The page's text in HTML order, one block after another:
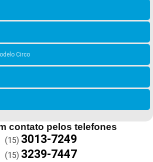
Circo
contato pelos telefones
(15) 3013-7249
(15) 3239-7447